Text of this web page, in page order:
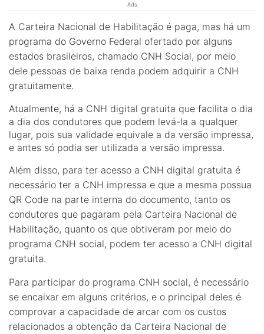
Ads
A Carteira Nacional de Habilitação é paga, mas há um
programa do Governo Federal ofertado por alguns
estados brasileiros, chamado CNH Social, por meio
dele pessoas de baixa renda podem adquirir a CNH
gratuitamente.
Atualmente, há a CNH digital gratuita que facilita o dia
a dia dos condutores que podem levá-la a qualquer
lugar, pois sua validade equivale a da versão impressa,
e antes só podia ser utilizada a versão impressa.
Além disso, para ter acesso a CNH digital gratuita é
necessário ter a CNH impressa e que a mesma possua
QR Code na parte interna do documento, tanto os
condutores que pagaram pela Carteira Nacional de
Habilitação, quanto os que obtiveram por meio do
programa CNH social, podem ter acesso a CNH digital
gratuita.
Para participar do programa CNH social, é necessário
se encaixar em alguns critérios, e o principal deles é
comprovar a capacidade de arcar com os custos
relacionados a obtenção da Carteira Nacional de